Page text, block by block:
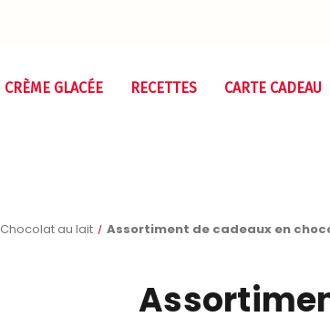
CRÈME GLACÉE RECETTES CARTE CADEAU
Chocolat au lait Assortiment de cadeaux en